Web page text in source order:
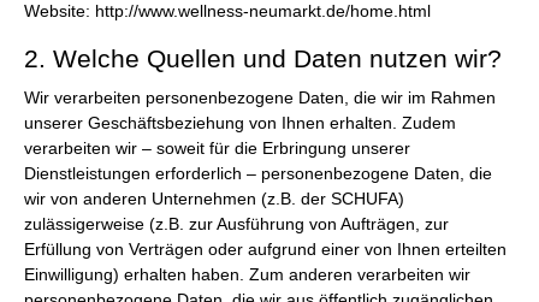
Website: http://www.wellness-neumarkt.de/home.html
2. Welche Quellen und Daten nutzen wir?
Wir verarbeiten personenbezogene Daten, die wir im Rahmen
unserer Geschäftsbeziehung von Ihnen erhalten. Zudem
verarbeiten wir – soweit für die Erbringung unserer
Dienstleistungen erforderlich – personenbezogene Daten, die
wir von anderen Unternehmen (z.B. der SCHUFA)
zulässigerweise (z.B. zur Ausführung von Aufträgen, zur
Erfüllung von Verträgen oder aufgrund einer von Ihnen erteilten
Einwilligung) erhalten haben. Zum anderen verarbeiten wir